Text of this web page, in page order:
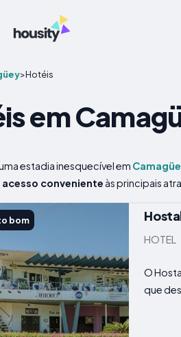
>Hotéis
em
estadia inesquecível em
acesso conveniente às principais
bom
HOTEL
O
que